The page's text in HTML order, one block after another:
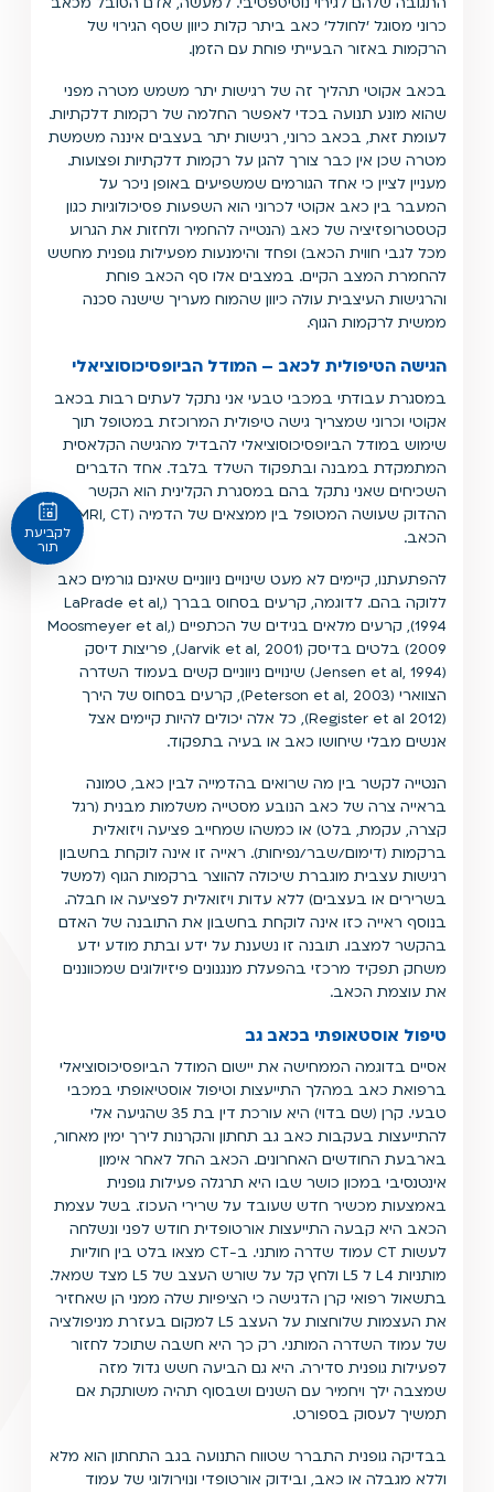
לקביעת
תור
כרוני מסוגל 'לחולל' כאב ביתר קלות כיוון שסף הגירוי של
הרקמות באזור הבעייתי פוחת עם הזמן.
בכאב אקוטי תהליך זה של רגישות יתר משמש מטרה מפני
שהוא מונע תנועה בכדי לאפשר החלמה של רקמות דלקתיות.
לעומת זאת, בכאב כרוני, רגישות יתר בעצבים איננה משמשת
מטרה שכן אין כבר צורך להגן על רקמות דלקתיות ופצועות.
מעניין לציין כי אחד הגורמים שמשפיעים באופן ניכר על
המעבר בין כאב אקוטי לכרוני הוא השפעות פסיכולוגיות כגון
קטסטרופזיציה של כאב (הנטייה להחמיר ולחזות את הגרוע
מכל לגבי חווית הכאב) ופחד והימנעות מפעילות גופנית מחשש
להחמרת המצב הקיים. במצבים אלו סף הכאב פוחת
והרגישות העיצבית עולה כיוון שהמוח מעריך שישנה סכנה
ממשית לרקמות הגוף.
הגישה הטיפולית לכאב – המודל הביופסיכוסוציאלי
במסגרת עבודתי במכבי טבעי אני נתקל לעתים רבות בכאב
אקוטי וכרוני שמצריך גישה טיפולית המרוכזת במטופל תוך
שימוש במודל הביופסיכוסוציאלי להבדיל מהגישה הקלאסית
המתמקדת במבנה ובתפקוד השלד בלבד. אחד הדברים
השכיחים שאני נתקל בהם במסגרת הקלינית הוא הקשר
ההדוק שעושה המטופל בין ממצאים של הדמיה (MRI, CT) ובין
הכאב.
להפתעתנו, קיימים לא מעט שינויים ניווניים שאינם גורמים כאב
ללוקה בהם. לדוגמה, קרעים בסחוס בברך (LaPrade et al,
1994), קרעים מלאים בגידים של הכתפיים (Moosmeyer et al,
2009) בלטים בדיסק (Jarvik et al, 2001), פריצות דיסק
(Jensen et al, 1994) שינויים ניווניים קשים בעמוד השדרה
הצווארי (Peterson et al, 2003), קרעים בסחוס של הירך
(Register et al 2012), כל אלה יכולים להיות קיימים אצל
אנשים מבלי שיחושו כאב או בעיה בתפקוד.
הנטייה לקשר בין מה שרואים בהדמייה לבין כאב, טמונה
בראייה צרה של כאב הנובע מסטייה משלמות מבנית (רגל
קצרה, עקמת, בלט) או כמשהו שמחייב פציעה ויזואלית
ברקמות (דימום/שבר/נפיחות). ראייה זו אינה לוקחת בחשבון
רגישות עצבית מוגברת שיכולה להווצר ברקמות הגוף (למשל
בשרירים או בעצבים) ללא עדות ויזואלית לפציעה או חבלה.
בנוסף ראייה כזו אינה לוקחת בחשבון את התובנה של האדם
בהקשר למצבו. תובנה זו נשענת על ידע ובתת מודע ידע
משחק תפקיד מרכזי בהפעלת מנגנונים פיזיולוגים שמכווננים
את עוצמת הכאב.
טיפול אוסטאופתי בכאב גב
אסיים בדוגמה הממחישה את יישום המודל הביופסיכוסוציאלי
ברפואת כאב במהלך התייעצות וטיפול אוסטיאופתי במכבי
טבעי. קרן (שם בדוי) היא עורכת דין בת 35 שהגיעה אלי
להתייעצות בעקבות כאב גב תחתון והקרנות לירך ימין מאחור,
בארבעת החודשים האחרונים. הכאב החל לאחר אימון
אינטנסיבי במכון כושר שבו היא תרגלה פעילות גופנית
באמצעות מכשיר חדש שעובד על שרירי העכוז. בשל עצמת
הכאב היא קבעה התייעצות אורטופדית חודש לפני ונשלחה
לעשות CT עמוד שדרה מותני. ב-CT מצאו בלט בין חוליות
מותניות L4 ל L5 ולחץ קל על שורש העצב של L5 מצד שמאל.
בתשאול רפואי קרן הדגישה כי הציפיות שלה ממני הן שאחזיר
את העצמות שלוחצות על העצב L5 למקום בעזרת מניפולציה
של עמוד השדרה המותני. רק כך היא חשבה שתוכל לחזור
לפעילות גופנית סדירה. היא גם הביעה חשש גדול מזה
שמצבה ילך ויחמיר עם השנים ושבסוף תהיה משותקת אם
תמשיך לעסוק בספורט.
בבדיקה גופנית התברר שטווח התנועה בגב התחתון הוא מלא
וללא מגבלה או כאב, ובידוק אורטופדי ונוירולוגי של עמוד